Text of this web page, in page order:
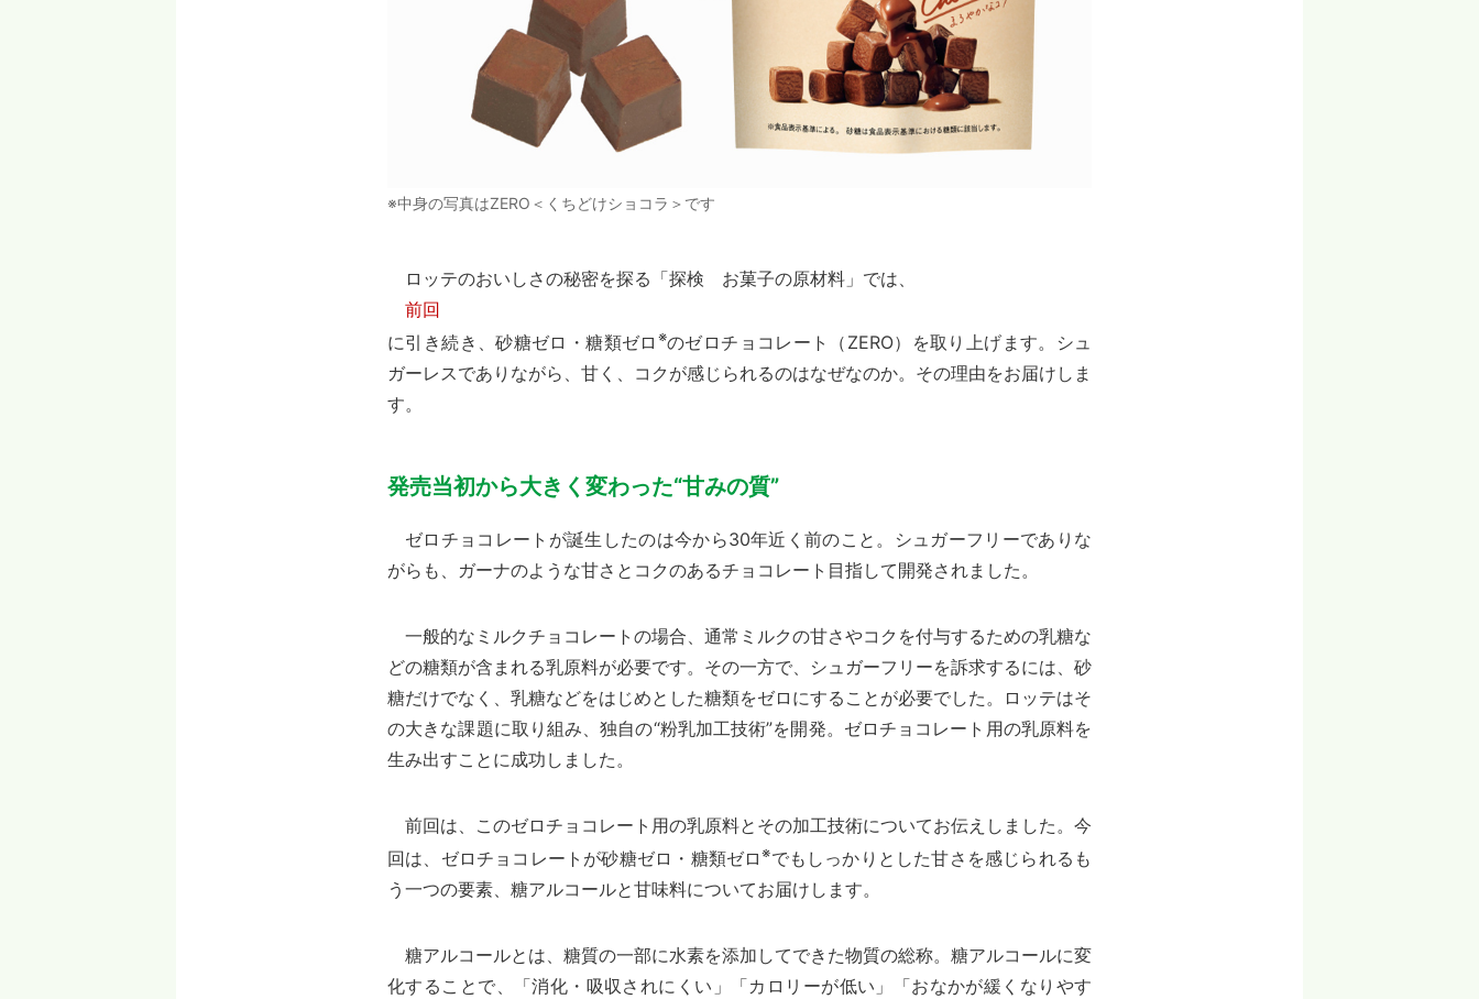
※中身の写真はZERO＜くちどけショコラ＞です
ロッテのおいしさの秘密を探る「探検 お菓子の原材料」では、
前回
に引き続き、砂糖ゼロ・糖類ゼロ ※のゼロチョコレート（ZERO）を取り上げます。シュ
ガーレスでありながら、甘く、コクが感じられるのはなぜなのか。その理由をお届けしま
す。
発売当初から大きく変わった“甘みの質”
ゼロチョコレートが誕生したのは今から30年近く前のこと。シュガーフリーでありな
がらも、ガーナのような甘さとコクのあるチョコレート目指して開発されました。
一般的なミルクチョコレートの場合、通常ミルクの甘さやコクを付与するための乳糖な
どの糖類が含まれる乳原料が必要です。その一方で、シュガーフリーを訴求するには、砂
糖だけでなく、乳糖などをはじめとした糖類をゼロにすることが必要でした。ロッテはそ
の大きな課題に取り組み、独自の“粉乳加工技術”を開発。ゼロチョコレート用の乳原料を
生み出すことに成功しました。
前回は、このゼロチョコレート用の乳原料とその加工技術についてお伝えしました。今
回は、ゼロチョコレートが砂糖ゼロ・ 糖類ゼロ※でもしっかりとした甘さを感じられるも
う一つの要素、糖アルコールと甘味料についてお届けします。
糖アルコールとは、糖質の一部に水素を添加してできた物質の総称。糖アルコールに変
化することで、「消化・吸収されにくい」「カロリーが低い」「おなかが緩くなりやす